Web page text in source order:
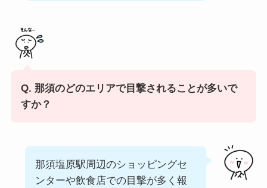
Q. 那須のどのエリアで目撃されることが多いで
すか？
那須塩原駅周辺のショッピングセ
ンターや飲食店での目撃が多く報